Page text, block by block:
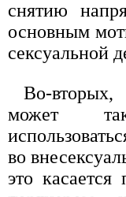
снятию
основным
сексуальной
Во-вторых,
может
во
это